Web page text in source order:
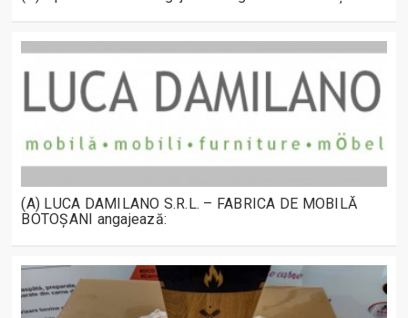
(A) LUCA DAMILANO S.R.L. – FABRICA DE MOBILĂ
BOTOȘANI angajează: